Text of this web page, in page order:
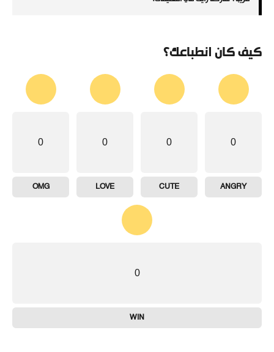
كيف كان انطباعك؟
0
ANGRY
0
CUTE
0
LOVE
0
OMG
0
WIN